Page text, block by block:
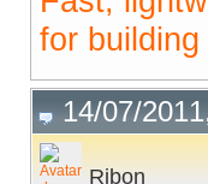
for
14/07/
Ribon